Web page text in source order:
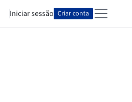
Iniciar sessão Criar conta